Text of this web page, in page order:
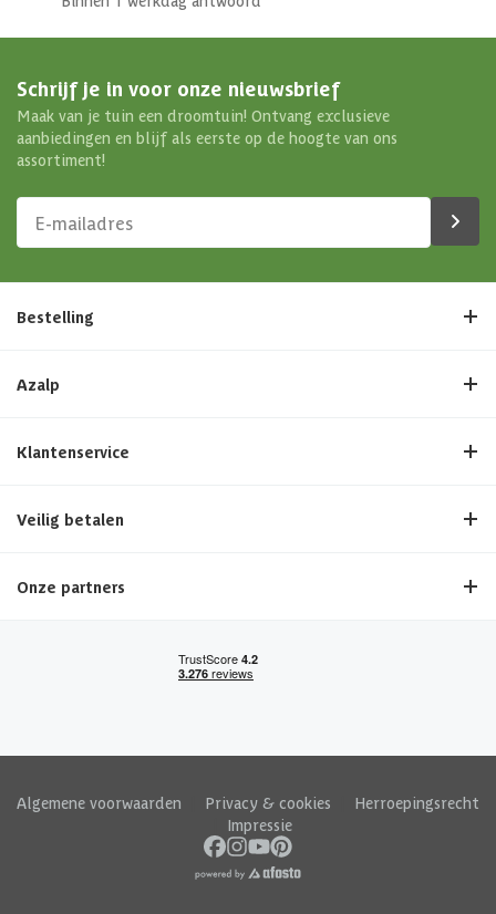
Schrijf je in voor onze nieuwsbrief
Maak van je tuin een droomtuin! Ontvang exclusieve
aanbiedingen en blijf als eerste op de hoogte van ons
assortiment!
Bestelling
Azalp
Klantenservice
Veilig betalen
Onze partners
Algemene voorwaarden Privacy & cookies
Herroepingsrecht
Impressie